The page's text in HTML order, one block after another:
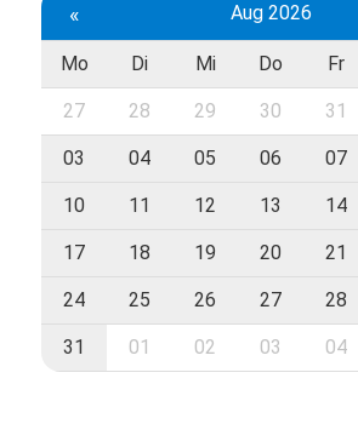
« Aug 2026
Mo Di Mi Do Fr
27 28 29 30 31
03 04 05 06 07
10 11 12 13 14
17 18 19 20 21
24 25 26 27 28
31 01 02 03 04